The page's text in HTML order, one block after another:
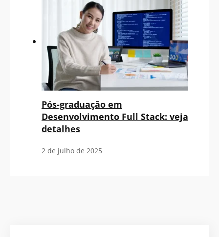
Pós-graduação em
Desenvolvimento Full Stack: veja
detalhes
2 de julho de 2025